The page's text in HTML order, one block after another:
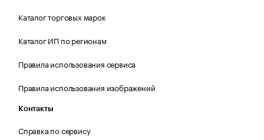
Каталог торговых марок
Каталог ИП по регионам
Правила использования сервиса
Правила использования изображений
Контакты
Справка по сервису